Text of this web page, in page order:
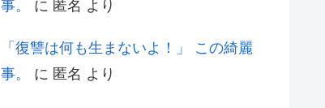
事。
に 匿名 より
「復讐は何も生まないよ！」 この綺麗
事。
に 匿名 より